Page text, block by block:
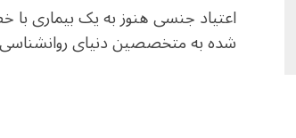
اعتیاد جنسی هنوز به یک بیماری
شده به متخصصین دنیای روانشناسی